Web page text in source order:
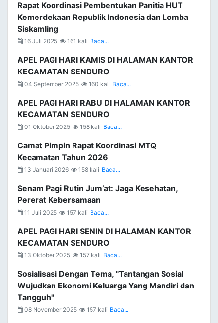
Rapat Koordinasi Pembentukan Panitia HUT
Kemerdekaan Republik Indonesia dan Lomba
Siskamling
16 Juli 2025 161 kali Baca...
APEL PAGI HARI KAMIS DI HALAMAN KANTOR
KECAMATAN SENDURO
04 September 2025 160 kali Baca...
APEL PAGI HARI RABU DI HALAMAN KANTOR
KECAMATAN SENDURO
01 Oktober 2025 158 kali Baca...
Camat Pimpin Rapat Koordinasi MTQ
Kecamatan Tahun 2026
13 Januari 2026 158 kali Baca...
Senam Pagi Rutin Jum’at: Jaga Kesehatan,
Pererat Kebersamaan
11 Juli 2025 157 kali Baca...
APEL PAGI HARI SENIN DI HALAMAN KANTOR
KECAMATAN SENDURO
13 Oktober 2025 157 kali Baca...
Sosialisasi Dengan Tema, "Tantangan Sosial
Wujudkan Ekonomi Keluarga Yang Mandiri dan
Tangguh"
08 November 2025 157 kali Baca...